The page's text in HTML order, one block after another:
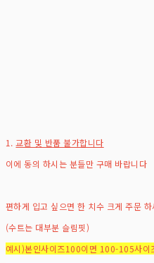
1.교환 및 반품 불가합니다
이에 동의 하시는 분들만 구매 바랍니다
편하게 입고 싶으면 한 치수 크게 주문 하
(수트는 대부분 슬림핏)
예시)본인사이즈100이면 100-105사이